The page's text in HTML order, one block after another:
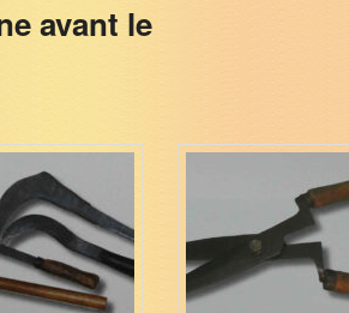
avant le